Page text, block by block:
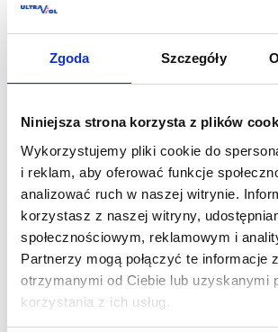
Zgoda Szczegóły
Niniejsza strona korzysta z plików
Wykorzystujemy pliki cookie do
i reklam, aby oferować funkcje
analizować ruch w naszej witrynie.
korzystasz z naszej witryny,
społecznościowym, reklamowym i
Partnerzy mogą połączyć te informacje
otrzymanymi od Ciebie lub uzyskanymi
korzystania z ich usług.
Zastosowanie - dezynfekcja powietrza i
ochrona zdrowia: szpitale, przychodnie,
sale operacyjne,
sale chorych,
izolatki,
apteki,
pomieszczenia gospodarcze,
laboratoria,
przedszkola, szkoły, żłobki, kluby dziecięce,
urzędy, sądy, poczekalnie,
teatry, kina,